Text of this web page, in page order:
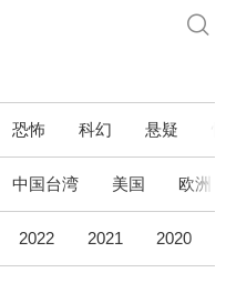
恐怖 科幻 悬疑
中国台湾 美国 欧洲
2022 2021 2020